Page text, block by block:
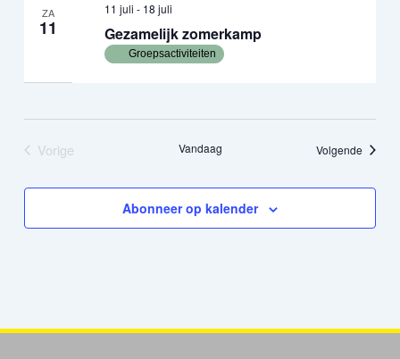
ZA
11 Gezamelijk zomerkamp
11 juli - 18 juli
Groepsactiviteiten
Vorige
Vandaag VolgendeAgenda
Abonneer op kalender